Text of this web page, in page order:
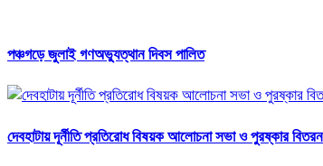
পঞ্চগড়ে জুলাই গণঅভ্যুত্থান দিবস পালিত
দেবহাটায় দূর্নীতি প্রতিরোধ বিষয়ক আলোচনা সভা ও পুরষ্কার বিতরন